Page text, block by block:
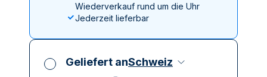
Wiederverkauf rund um die Uhr
Jederzeit lieferbar
Geliefert anSchweiz